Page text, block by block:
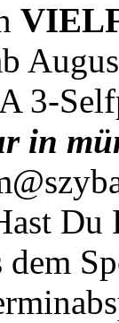
3-
in
Du
dem